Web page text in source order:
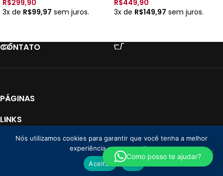
R$299,90
3x de R$99,97 sem juros.
Upper
R$449,90
3x de R$149,97 sem juros.
CONTATO
PÁGINAS
LINKS
PAGAMENTO
Loja Donna CNPJ: 35.766.478/0001-01
2025 Todos os direitos reservados. |
ByLebrun
Como posso te ajudar?
Nós utilizamos cookies para garantir que você tenha a melhor
experiência em nosso site.
Aceitar